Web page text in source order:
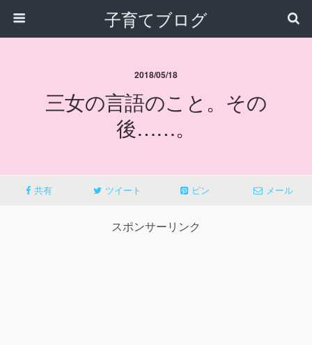
子育てブログ
2018/05/18
三女の言語のこと。その
後……。
共有 ツイート ピン メール
スポンサーリンク